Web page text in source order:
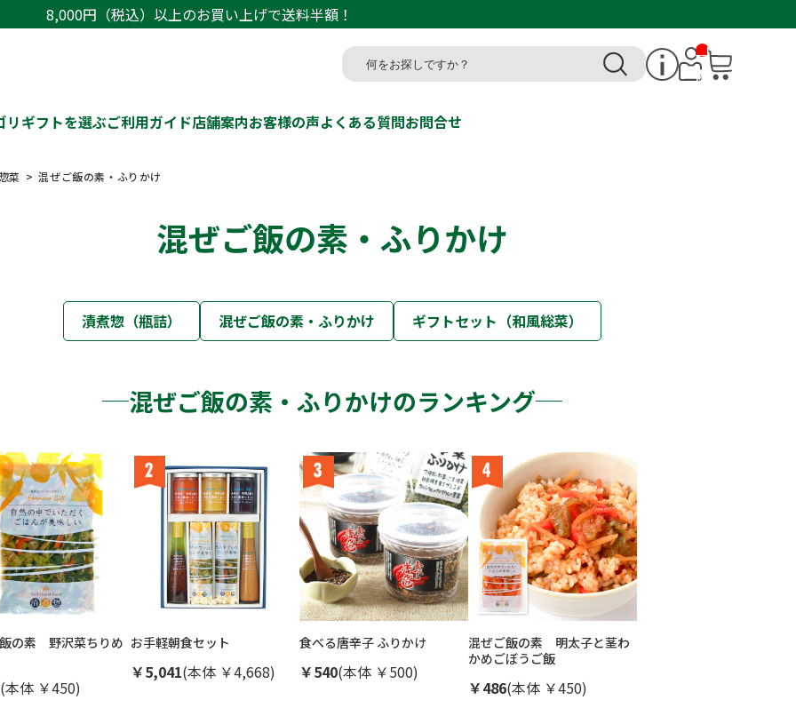
8,000円（税込）以上のお買い上げで送料半額！
__I
T
M_
リギフトを選ぶご利用ガイド店舗案内お客様の声よくある質問お問合せ
菜 混ぜご飯の素・ふりかけ
混ぜご飯の素・ふりかけ
漬煮惣（瓶詰） 混ぜご飯の素・ふりかけ ギフトセット（和風総菜）
混ぜご飯の素・ふりかけのランキング
の素 野沢菜ちりめ
(本体 ￥450)
お手軽朝食セット
￥5,041(本体 ￥4,668)
食べる唐辛子 ふりかけ
￥540(本体 ￥500)
混ぜご飯の素 明太子と茎わ
かめごぼうご飯
￥486(本体 ￥450)